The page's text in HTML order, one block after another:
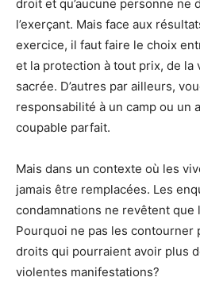
droit et qu’aucune personne ne
l’exerçant. Mais face aux
exercice, il faut faire le choix
et la protection à tout prix, de la
sacrée. D’autres par ailleurs,
responsabilité à un camp ou un
coupable parfait.
Mais dans un contexte où les
jamais être remplacées. Les
condamnations ne revêtent que
Pourquoi ne pas les contourner
droits qui pourraient avoir plus
violentes manifestations?